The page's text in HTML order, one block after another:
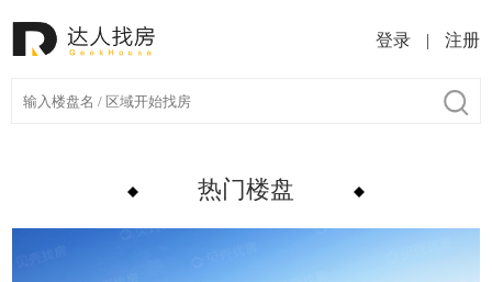
登录 | 注册
热门楼盘